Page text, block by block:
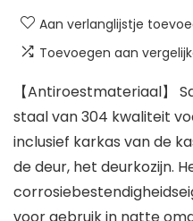
Aan verlanglijstje
Toevoegen aan
【Antiroestmateriaal】
staal van 304 kwaliteit
inclusief karkas van de
de deur, het deurkozijn.
voor gebruik in natte